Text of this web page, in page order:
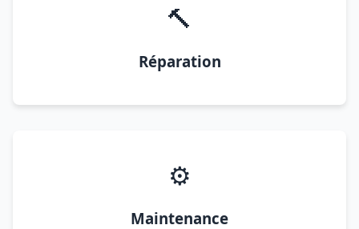
🔨
Réparation
⚙️
Maintenance